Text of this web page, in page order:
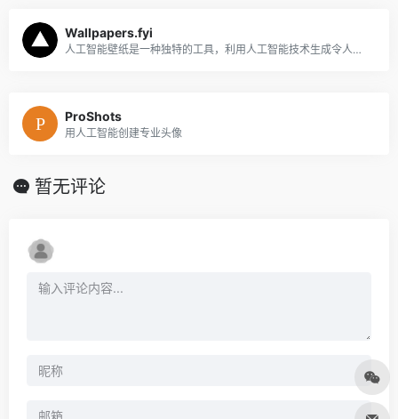
Wallpapers.fyi
人工智能壁纸是一种独特的工具，利用人工智能技术生成令人惊叹的壁纸
ProShots
用人工智能创建专业头像
暂无评论